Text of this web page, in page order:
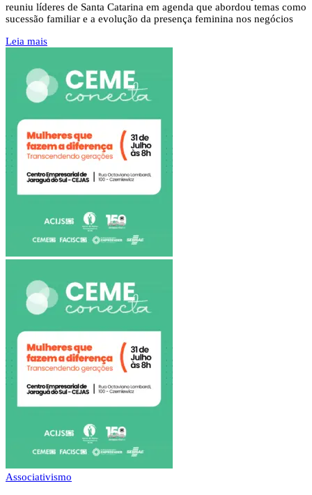
reuniu líderes de Santa Catarina em agenda que abordou temas como
sucessão familiar e a evolução da presença feminina nos negócios
Leia mais
Associativismo